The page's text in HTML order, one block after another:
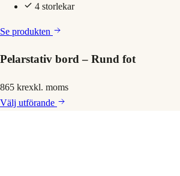
4 storlekar
Se produkten
Pelarstativ bord – Rund fot
865 krexkl. moms
Välj utförande